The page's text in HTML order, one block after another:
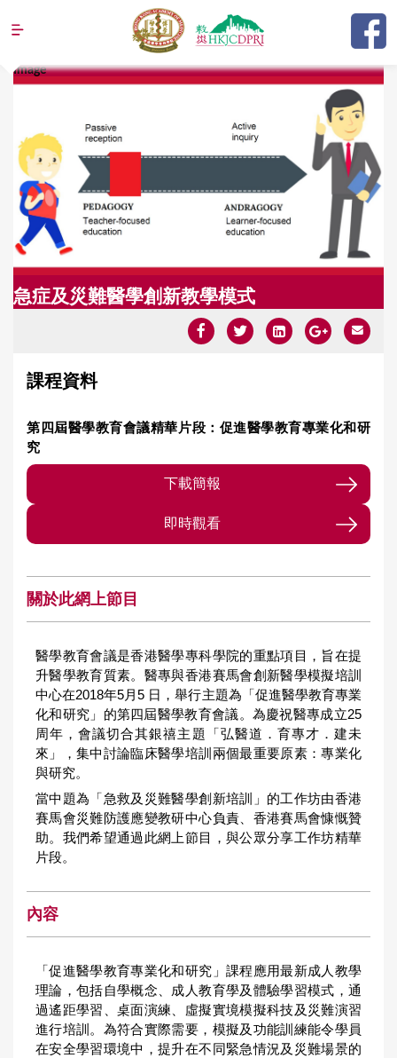
Jump to navigation
u
a
r
h
e
r
Image
急症及災難醫學創新教學模式
課程資料
第四屆醫學教育會議精華片段：促進醫學教育專業化和研
究
下載簡報
即時觀看
關於此網上節目
醫學教育會議是香港醫學專科學院的重點項目，旨在提
升醫學教育質素。醫專與香港賽馬會創新醫學模擬培訓
中心在2018年5月5 日，舉行主題為「促進醫學教育專業
化和研究」的第四屆醫學教育會議。為慶祝醫專成立25
周年，會議切合其銀禧主題「弘醫道．育專才．建未
來」，集中討論臨床醫學培訓兩個最重要原素：專業化
與研究。
當中題為「急救及災難醫學創新培訓」的工作坊由香港
賽馬會災難防護應變教研中心負責、香港賽馬會慷慨贊
助。我們希望通過此網上節目，與公眾分享工作坊精華
片段。
內容
「促進醫學教育專業化和研究」課程應用最新成人教學
理論，包括自學概念、成人教育學及體驗學習模式，通
過遙距學習、桌面演練、虛擬實境模擬科技及災難演習
進行培訓。為符合實際需要，模擬及功能訓練能令學員
在安全學習環境中，提升在不同緊急情況及災難場景的